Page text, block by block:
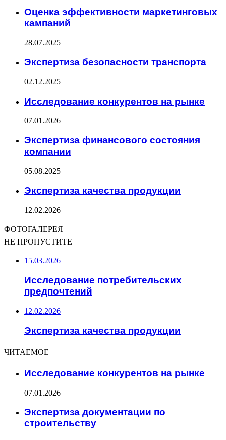
Оценка эффективности маркетинговых
кампаний
28.07.2025
Экспертиза безопасности транспорта
02.12.2025
Исследование конкурентов на рынке
07.01.2026
Экспертиза финансового состояния
компании
05.08.2025
Экспертиза качества продукции
12.02.2026
ФОТОГАЛЕРЕЯ
НЕ ПРОПУСТИТЕ
15.03.2026
Исследование потребительских
предпочтений
12.02.2026
Экспертиза качества продукции
ЧИТАЕМОЕ
Исследование конкурентов на рынке
07.01.2026
Экспертиза документации по
строительству